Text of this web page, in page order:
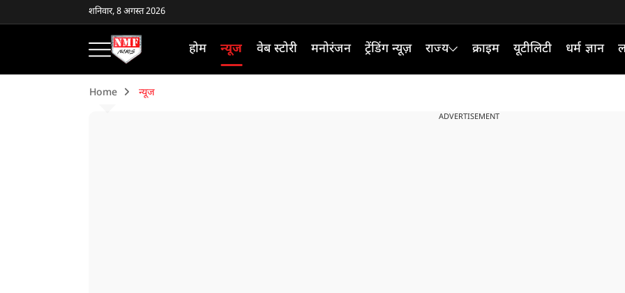
शनिवार, 8 अगस्त 2026
होम न्यूज वेब स्टोरी मनोरंजन ट्रेंडिंग न्यूज़ राज्य क्राइम यूटीलिटी धर्म ज्ञान
Home न्यूज
ADVERTISEMENT